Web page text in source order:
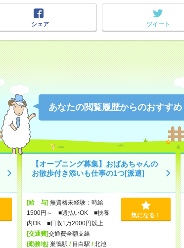
シェア
ツイート
あなたの閲覧履歴からのおすすめ
【オープニング募集】おばあちゃんの
お散歩付き添いも仕事の1つ[派遣]
[給 与]無資格未経験：時給
1500円～ ■週払いOK ■扶養
内OK ■日収1万2000円以上
[交通費]交通費全額支給
[勤務地]巣鴨駅 / 目白駅 /北池
気になる！